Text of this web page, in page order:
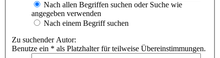
Nach allen Begriffen suchen oder Suche wie
angegeben verwenden
Nach einem Begriff suchen
Zu suchender Autor:
Benutze ein * als Platzhalter für teilweise Übereinstimmungen.